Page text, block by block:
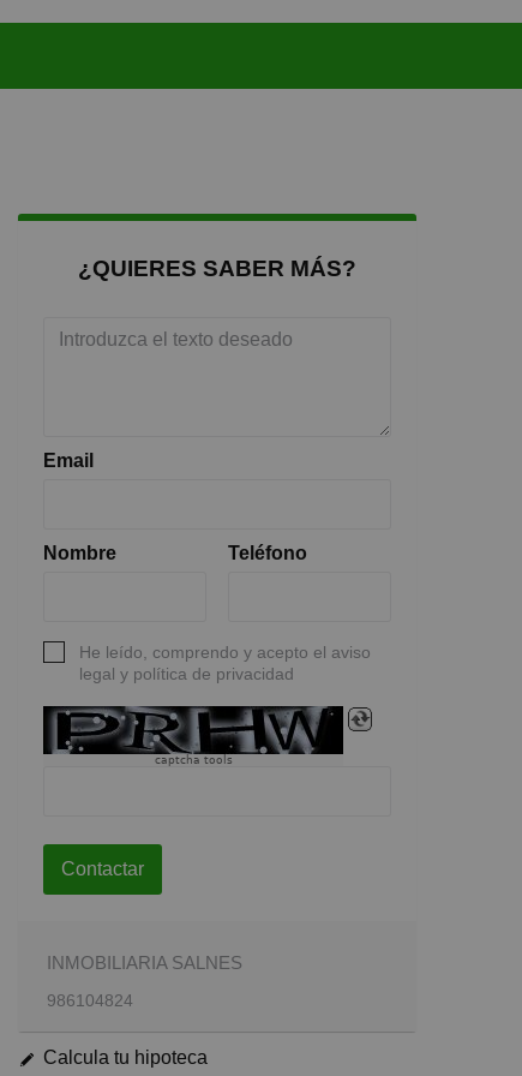
¿QUIERES SABER MÁS?
Email
Nombre Teléfono
He leído, comprendo y acepto el aviso
legal y política de privacidad
captcha tools
Contactar
INMOBILIARIA SALNES
986104824
Calcula tu hipoteca